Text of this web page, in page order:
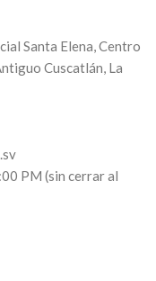
Santa Elena, Centro
Cuscatlán, La
PM (sin cerrar al